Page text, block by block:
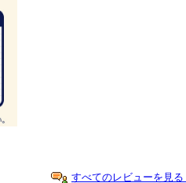
すべてのレビューを見る